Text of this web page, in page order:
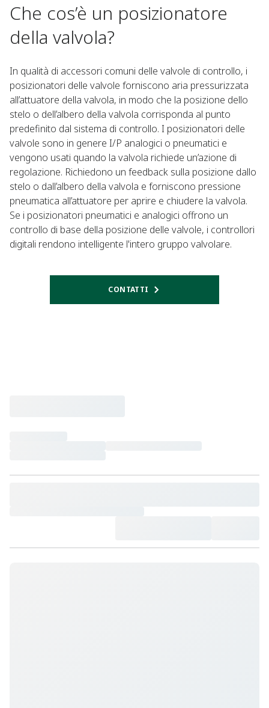
Che cos’è un posizionatore
della valvola?
In qualità di accessori comuni delle valvole di controllo, i
posizionatori delle valvole forniscono aria pressurizzata
all’attuatore della valvola, in modo che la posizione dello
stelo o dell’albero della valvola corrisponda al punto
predefinito dal sistema di controllo. I posizionatori delle
valvole sono in genere I/P analogici o pneumatici e
vengono usati quando la valvola richiede un’azione di
regolazione. Richiedono un feedback sulla posizione dallo
stelo o dall’albero della valvola e forniscono pressione
pneumatica all’attuatore per aprire e chiudere la valvola.
Se i posizionatori pneumatici e analogici offrono un
controllo di base della posizione delle valvole, i controllori
digitali rendono intelligente l'intero gruppo valvolare.
CONTATTI